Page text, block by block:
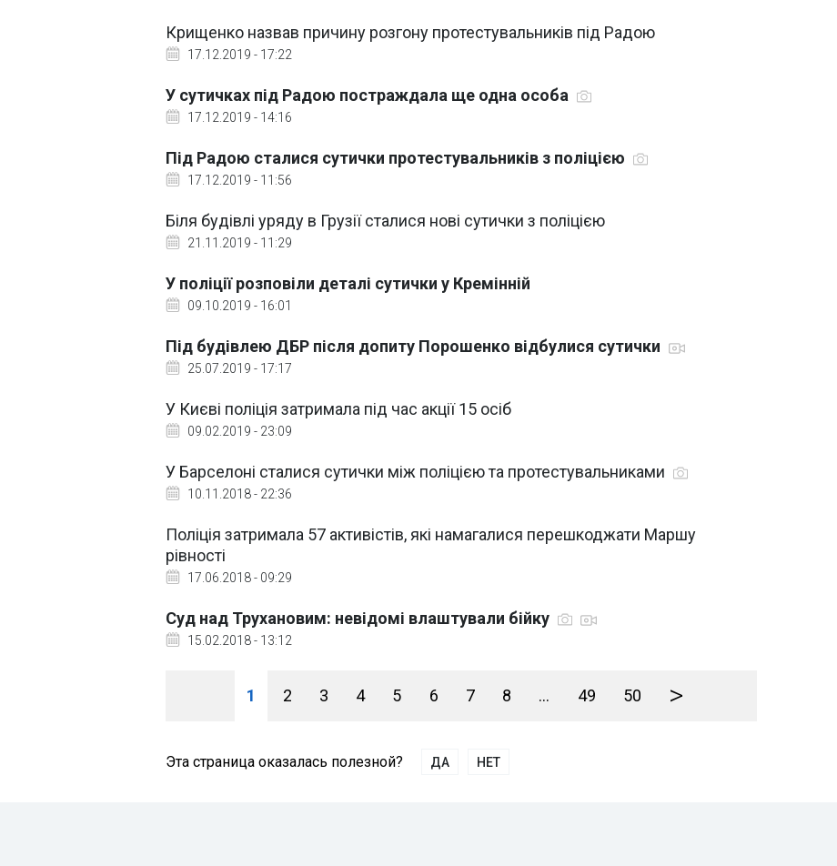
Крищенко назвав причину розгону протестувальників під Радою
17.12.2019 - 17:22
У сутичках під Радою постраждала ще одна особа
17.12.2019 - 14:16
Під Радою сталися сутички протестувальників з поліцією
17.12.2019 - 11:56
Біля будівлі уряду в Грузії сталися нові сутички з поліцією
21.11.2019 - 11:29
У поліції розповіли деталі сутички у Кремінній
09.10.2019 - 16:01
Під будівлею ДБР після допиту Порошенко відбулися сутички
25.07.2019 - 17:17
У Києві поліція затримала під час акції 15 осіб
09.02.2019 - 23:09
У Барселоні сталися сутички між поліцією та протестувальниками
10.11.2018 - 22:36
Поліція затримала 57 активістів, які намагалися перешкоджати Маршу
рівності
17.06.2018 - 09:29
Суд над Трухановим: невідомі влаштували бійку
15.02.2018 - 13:12
1 2 3 4 5 6 7 8 ... 49 50 >
Эта страница оказалась полезной? ДА НЕТ